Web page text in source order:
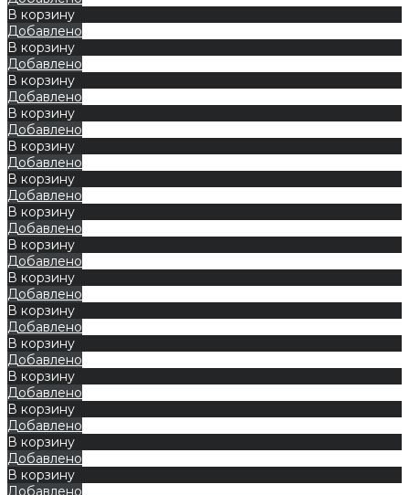
В корзину
Добавлено
В корзину
Добавлено
В корзину
Добавлено
В корзину
Добавлено
В корзину
Добавлено
В корзину
Добавлено
В корзину
Добавлено
В корзину
Добавлено
В корзину
Добавлено
В корзину
Добавлено
В корзину
Добавлено
В корзину
Добавлено
В корзину
Добавлено
В корзину
Добавлено
В корзину
Добавлено